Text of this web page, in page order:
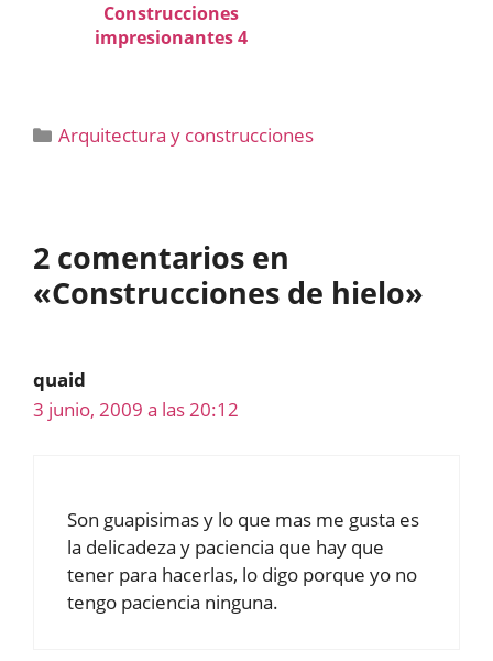
Construcciones
impresionantes 4
Categorías
Arquitectura y construcciones
2 comentarios en
«Construcciones de hielo»
quaid
3 junio, 2009 a las 20:12
Son guapisimas y lo que mas me gusta es
la delicadeza y paciencia que hay que
tener para hacerlas, lo digo porque yo no
tengo paciencia ninguna.